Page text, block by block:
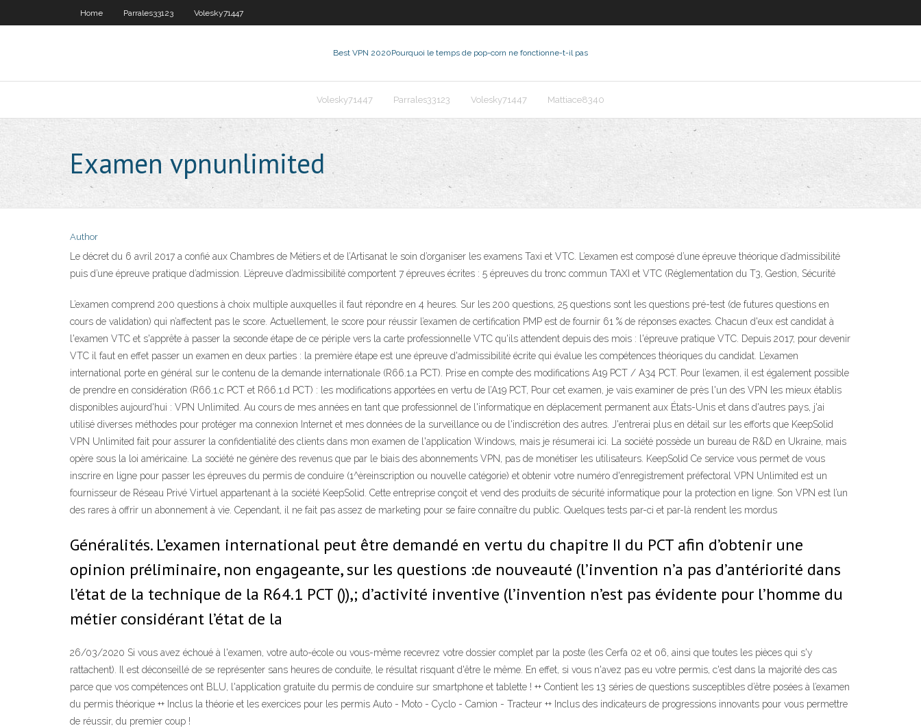
Home Parrales33123 Volesky71447
Best VPN 2020Pourquoi le temps de pop-corn ne fonctionne-t-il pas
Volesky71447 Parrales33123 Volesky71447 Mattiace8340
Examen vpnunlimited
Author
Le décret du 6 avril 2017 a confié aux Chambres de Métiers et de l’Artisanat le soin d’organiser les examens Taxi et VTC. L’examen est composé d’une épreuve théorique d’admissibilité
puis d’une épreuve pratique d’admission. L’épreuve d’admissibilité comportent 7 épreuves écrites : 5 épreuves du tronc commun TAXI et VTC (Réglementation du T3, Gestion, Sécurité
L’examen comprend 200 questions à choix multiple auxquelles il faut répondre en 4 heures. Sur les 200 questions, 25 questions sont les questions pré-test (de futures questions en
cours de validation) qui n’affectent pas le score. Actuellement, le score pour réussir l’examen de certification PMP est de fournir 61 % de réponses exactes. Chacun d'eux est candidat à
l'examen VTC et s'apprête à passer la seconde étape de ce périple vers la carte professionnelle VTC qu'ils attendent depuis des mois : l'épreuve pratique VTC. Depuis 2017, pour devenir
VTC il faut en effet passer un examen en deux parties : la première étape est une épreuve d'admissibilité écrite qui évalue les compétences théoriques du candidat. L’examen
international porte en général sur le contenu de la demande internationale (R66.1.a PCT). Prise en compte des modifications A19 PCT / A34 PCT. Pour l’examen, il est également possible
de prendre en considération (R66.1.c PCT et R66.1.d PCT) : les modifications apportées en vertu de l’A19 PCT, Pour cet examen, je vais examiner de près l'un des VPN les mieux établis
disponibles aujourd'hui : VPN Unlimited. Au cours de mes années en tant que professionnel de l'informatique en déplacement permanent aux États-Unis et dans d'autres pays, j'ai
utilisé diverses méthodes pour protéger ma connexion Internet et mes données de la surveillance ou de l'indiscrétion des autres. J'entrerai plus en détail sur les efforts que KeepSolid
VPN Unlimited fait pour assurer la confidentialité des clients dans mon examen de l'application Windows, mais je résumerai ici. La société possède un bureau de R&D en Ukraine, mais
opère sous la loi américaine. La société ne génère des revenus que par le biais des abonnements VPN, pas de monétiser les utilisateurs. KeepSolid Ce service vous permet de vous
inscrire en ligne pour passer les épreuves du permis de conduire (1^èreinscription ou nouvelle catégorie) et obtenir votre numéro d'enregistrement préfectoral VPN Unlimited est un
fournisseur de Réseau Privé Virtuel appartenant à la société KeepSolid. Cette entreprise conçoit et vend des produits de sécurité informatique pour la protection en ligne. Son VPN est l’un
des rares à offrir un abonnement à vie. Cependant, il ne fait pas assez de marketing pour se faire connaître du public. Quelques tests par-ci et par-là rendent les mordus
Généralités. L’examen international peut être demandé en vertu du chapitre II du PCT afin d’obtenir une
opinion préliminaire, non engageante, sur les questions :de nouveauté (l’invention n’a pas d’antériorité dans
l’état de la technique de la R64.1 PCT ()),; d’activité inventive (l’invention n’est pas évidente pour l’homme du
métier considérant l’état de la
26/03/2020 Si vous avez échoué à l'examen, votre auto-école ou vous-même recevrez votre dossier complet par la poste (les Cerfa 02 et 06, ainsi que toutes les pièces qui s'y
rattachent). Il est déconseillé de se représenter sans heures de conduite, le résultat risquant d'être le même. En effet, si vous n'avez pas eu votre permis, c'est dans la majorité des cas
parce que vos compétences ont BLU, l'application gratuite du permis de conduire sur smartphone et tablette ! ++ Contient les 13 séries de questions susceptibles d’être posées à l’examen
du permis théorique ++ Inclus la théorie et les exercices pour les permis Auto - Moto - Cyclo - Camion - Tracteur ++ Inclus des indicateurs de progressions innovants pour vous permettre
de réussir, du premier coup !